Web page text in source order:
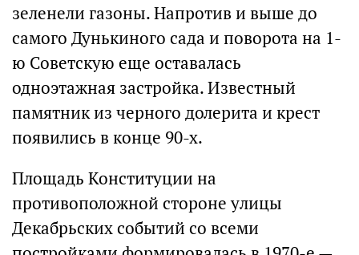
зеленели газоны. Напротив и выше до
самого Дунькиного сада и поворота на 1-
ю Советскую еще оставалась
одноэтажная застройка. Известный
памятник из черного долерита и крест
появились в конце 90-х.
Площадь Конституции на
противоположной стороне улицы
Декабрьских событий со всеми